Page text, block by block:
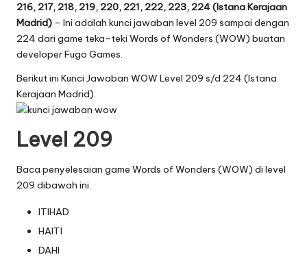
216, 217, 218, 219, 220, 221, 222, 223, 224 (Istana Kerajaan
Madrid) – Ini adalah kunci jawaban level 209 sampai dengan
224 dari game teka-teki Words of Wonders (WOW) buatan
developer Fugo Games.
Berikut ini Kunci Jawaban WOW Level 209 s/d 224 (Istana
Kerajaan Madrid).
Level 209
Baca penyelesaian game Words of Wonders (WOW) di level
209 dibawah ini.
ITIHAD
HAITI
DAHI